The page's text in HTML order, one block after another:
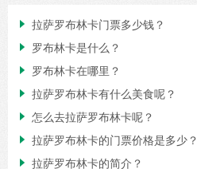
 拉萨罗布林卡门票多少钱？
 罗布林卡是什么？
 罗布林卡在哪里？
 拉萨罗布林卡有什么美食呢？
 怎么去拉萨罗布林卡呢？
 拉萨罗布林卡的门票价格是多少？
 拉萨罗布林卡的简介？